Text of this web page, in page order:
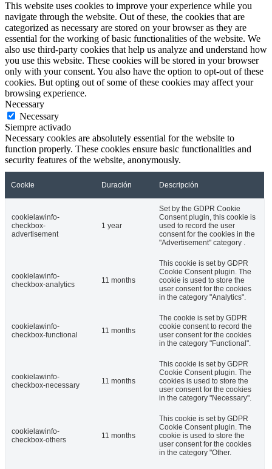
This website uses cookies to improve your experience while you
navigate through the website. Out of these, the cookies that are
categorized as necessary are stored on your browser as they are
essential for the working of basic functionalities of the website. We
also use third-party cookies that help us analyze and understand how
you use this website. These cookies will be stored in your browser
only with your consent. You also have the option to opt-out of these
cookies. But opting out of some of these cookies may affect your
browsing experience.
Necessary
Necessary
Siempre activado
Necessary cookies are absolutely essential for the website to
function properly. These cookies ensure basic functionalities and
security features of the website, anonymously.
Cookie Duración Descripción
cookielawinfo-
checkbox-
advertisement
1 year
Set by the GDPR Cookie
Consent plugin, this cookie is
used to record the user
consent for the cookies in the
"Advertisement" category .
cookielawinfo-
checkbox-analytics
11 months
This cookie is set by GDPR
Cookie Consent plugin. The
cookie is used to store the
user consent for the cookies
in the category "Analytics".
cookielawinfo-
checkbox-functional
11 months
The cookie is set by GDPR
cookie consent to record the
user consent for the cookies
in the category "Functional".
cookielawinfo-
checkbox-necessary
11 months
This cookie is set by GDPR
Cookie Consent plugin. The
cookies is used to store the
user consent for the cookies
in the category "Necessary".
cookielawinfo-
checkbox-others
11 months
This cookie is set by GDPR
Cookie Consent plugin. The
cookie is used to store the
user consent for the cookies
in the category "Other.